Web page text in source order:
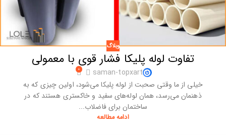
وبلاگ
تفاوت لوله پلیکا فشار قوی با معمولی
saman-topxart ۰
خیلی از ما وقتی صحبت از لوله پلیکا می‌شود، اولین چیزی که به
ذهنمان می‌رسد، همان لوله‌های سفید و خاکستری هستند که در
ساختمان برای فاضلاب...
ادامه مطالعه